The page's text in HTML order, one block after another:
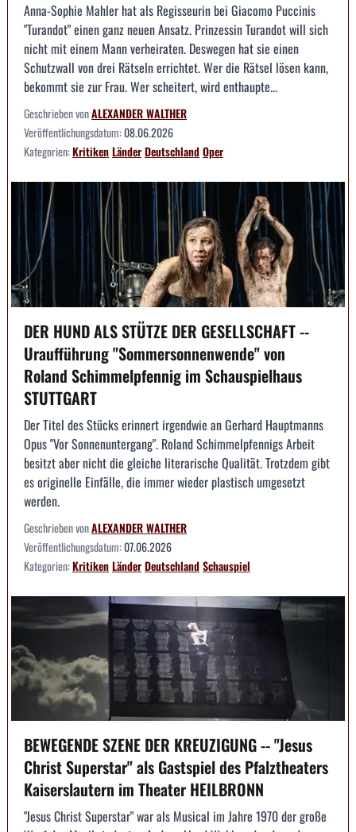
Anna-Sophie Mahler hat als Regisseurin bei Giacomo Puccinis
"Turandot" einen ganz neuen Ansatz. Prinzessin Turandot will sich
nicht mit einem Mann verheiraten. Deswegen hat sie einen
Schutzwall von drei Rätseln errichtet. Wer die Rätsel lösen kann,
bekommt sie zur Frau. Wer scheitert, wird enthaupte...
Geschrieben vonALEXANDER WALTHER
Veröffentlichungsdatum:08.06.2026
Kategorien:KritikenLänderDeutschlandOper
DER HUND ALS STÜTZE DER GESELLSCHAFT --
Uraufführung "Sommersonnenwende" von
Roland Schimmelpfennig im Schauspielhaus
STUTTGART
Der Titel des Stücks erinnert irgendwie an Gerhard Hauptmanns
Opus "Vor Sonnenuntergang". Roland Schimmelpfennigs Arbeit
besitzt aber nicht die gleiche literarische Qualität. Trotzdem gibt
es originelle Einfälle, die immer wieder plastisch umgesetzt
werden.
Geschrieben vonALEXANDER WALTHER
Veröffentlichungsdatum:07.06.2026
Kategorien:KritikenLänderDeutschlandSchauspiel
BEWEGENDE SZENE DER KREUZIGUNG -- "Jesus
Christ Superstar" als Gastspiel des Pfalztheaters
Kaiserslautern im Theater HEILBRONN
"Jesus Christ Superstar" war als Musical im Jahre 1970 der große